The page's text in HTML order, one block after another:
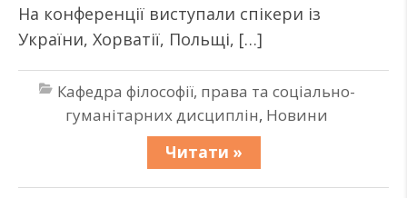
На конференції виступали спікери із
України, Хорватії, Польщі, […]
Кафедра філософії, права та соціально-
гуманітарних дисциплін, Новини
Читати »